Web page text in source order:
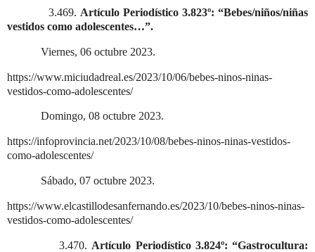
3.469. Artículo Periodístico 3.823º: “Bebes/niños/niñas
vestidos como adolescentes…”.
Viernes, 06 octubre 2023.
https://www.miciudadreal.es/2023/10/06/bebes-ninos-ninas-
vestidos-como-adolescentes/
Domingo, 08 octubre 2023.
https://infoprovincia.net/2023/10/08/bebes-ninos-ninas-vestidos-
como-adolescentes/
Sábado, 07 octubre 2023.
https://www.elcastillodesanfernando.es/2023/10/bebes-ninos-ninas-
vestidos-como-adolescentes/
3.470. Artículo Periodístico 3.824º: “Gastrocultura: